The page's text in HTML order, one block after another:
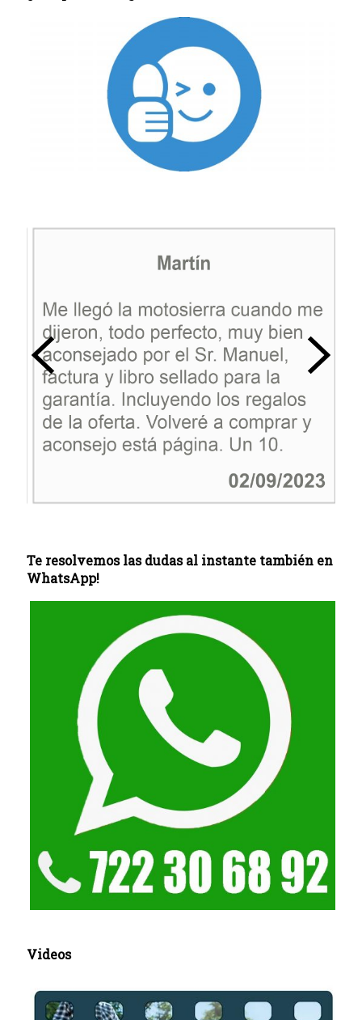
Te resolvemos las dudas al instante también en
WhatsApp!
Videos